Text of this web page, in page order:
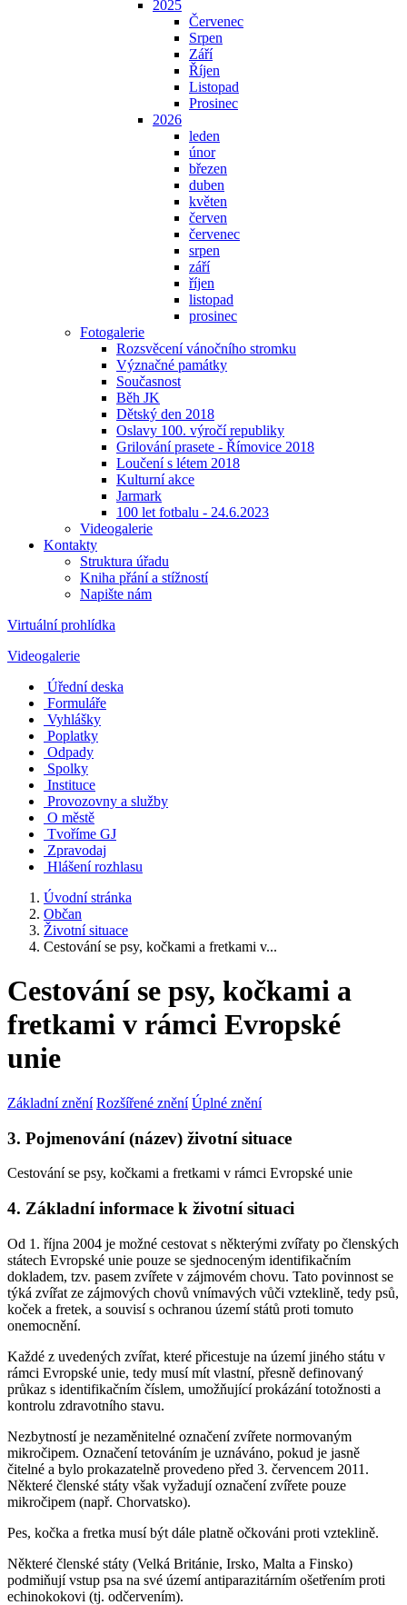
2025
Červenec
Srpen
Září
Říjen
Listopad
Prosinec
2026
leden
únor
březen
duben
květen
červen
červenec
srpen
září
říjen
listopad
prosinec
Fotogalerie
Rozsvěcení vánočního stromku
Význačné památky
Současnost
Běh JK
Dětský den 2018
Oslavy 100. výročí republiky
Grilování prasete - Římovice 2018
Loučení s létem 2018
Kulturní akce
Jarmark
100 let fotbalu - 24.6.2023
Videogalerie
Kontakty
Struktura úřadu
Kniha přání a stížností
Napište nám
Virtuální prohlídka
Videogalerie
Úřední deska
Formuláře
Vyhlášky
Poplatky
Odpady
Spolky
Instituce
Provozovny a služby
O městě
Tvoříme GJ
Zpravodaj
Hlášení rozhlasu
Úvodní stránka
Občan
Životní situace
Cestování se psy, kočkami a fretkami v...
Cestování se psy, kočkami a
fretkami v rámci Evropské
unie
Základní znění Rozšířené znění Úplné znění
3. Pojmenování (název) životní situace
Cestování se psy, kočkami a fretkami v rámci Evropské unie
4. Základní informace k životní situaci
Od 1. října 2004 je možné cestovat s některými zvířaty po členských
státech Evropské unie pouze se sjednoceným identifikačním
dokladem, tzv. pasem zvířete v zájmovém chovu. Tato povinnost se
týká zvířat ze zájmových chovů vnímavých vůči vzteklině, tedy psů,
koček a fretek, a souvisí s ochranou území států proti tomuto
onemocnění.
Každé z uvedených zvířat, které přicestuje na území jiného státu v
rámci Evropské unie, tedy musí mít vlastní, přesně definovaný
průkaz s identifikačním číslem, umožňující prokázání totožnosti a
kontrolu zdravotního stavu.
Nezbytností je nezaměnitelné označení zvířete normovaným
mikročipem. Označení tetováním je uznáváno, pokud je jasně
čitelné a bylo prokazatelně provedeno před 3. červencem 2011.
Některé členské státy však vyžadují označení zvířete pouze
mikročipem (např. Chorvatsko).
Pes, kočka a fretka musí být dále platně očkováni proti vzteklině.
Některé členské státy (Velká Británie, Irsko, Malta a Finsko)
podmiňují vstup psa na své území antiparazitárním ošetřením proti
echinokokovi (tj. odčervením).